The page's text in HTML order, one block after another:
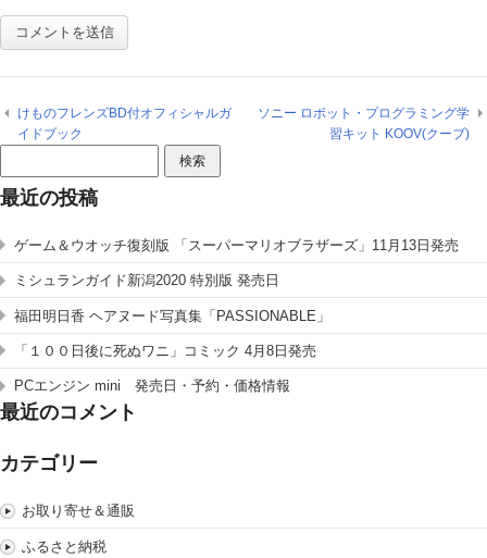
けものフレンズBD付オフィシャルガ
イドブック
ソニー ロボット・プログラミング学
習キット KOOV(クーブ)
索:
最近の投稿
ゲーム＆ウオッチ復刻版 「スーパーマリオブラザーズ」11月13日発売
ミシュランガイド新潟2020 特別版 発売日
福田明日香 ヘアヌード写真集「PASSIONABLE」
「１００日後に死ぬワニ」コミック 4月8日発売
PCエンジン mini 発売日・予約・価格情報
最近のコメント
カテゴリー
お取り寄せ＆通販
ふるさと納税